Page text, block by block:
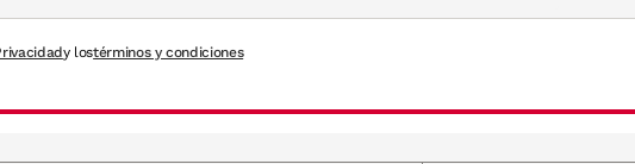
y lostérminos y condiciones